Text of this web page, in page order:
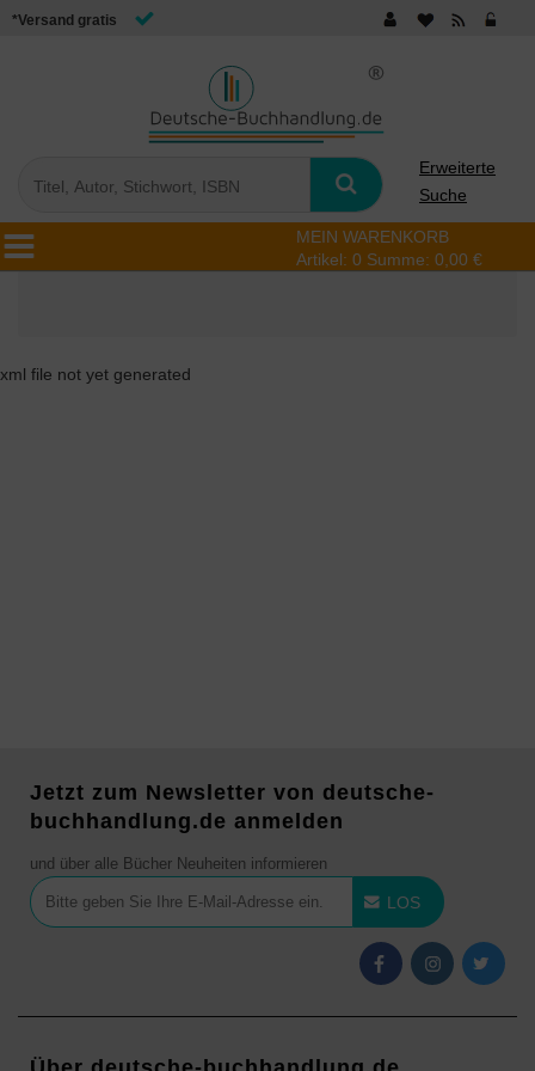
*Versand gratis
Erweiterte
Suche
MEIN WARENKORB
Artikel: 0 Summe: 0,00 €
xml file not yet generated
Jetzt zum Newsletter von deutsche-
buchhandlung.de anmelden
und über alle Bücher Neuheiten informieren
LOS